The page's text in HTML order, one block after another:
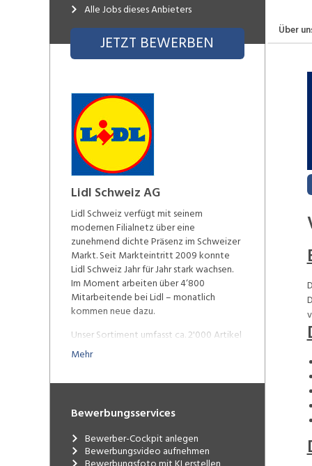
Sicherheit, Rettung, Polizei, Zoll
Alle Jobs dieses Anbieters
JETZT BEWERBEN
Über
Lidl Schweiz AG
Lidl Schweiz verfügt mit seinem
modernen Filialnetz über eine
zunehmend dichte Präsenz im Schweizer
Markt. Seit Markteintritt 2009 konnte
Lidl Schweiz Jahr für Jahr stark wachsen.
Im Moment arbeiten über 4‘800
Mitarbeitende bei Lidl – monatlich
kommen neue dazu.
Unser Sortiment umfasst ca. 2'000 Artikel
des täglichen Bedarfs. Die Schweizer
Herkunft unserer Produkte ist uns sehr
hochwertige, frische Obst-, Gemüse- und
Brotauswahl im Offenverkauf sowie
Milchprodukte ergänzt. Unsere
wöchentlichen Aktionen mit
Mehr
Bewerbungsservices
Bewerber-Cockpit anlegen
Bewerbungsvideo aufnehmen